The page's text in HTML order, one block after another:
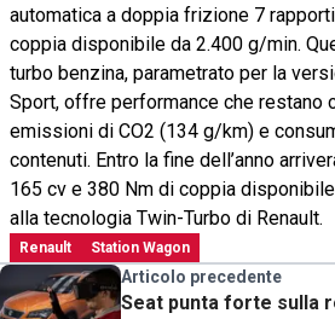
automatica a doppia frizione 7
coppia disponibile da 2.400 g/min.
turbo benzina, parametrato per la
Sport, offre performance che restano
emissioni di CO2 (134 g/km) e
contenuti. Entro la fine dell’anno
165 cv e 380 Nm di coppia
alla tecnologia Twin-Turbo di Renault.
Renault Station Wagon
Articolo precedente
Seat punta forte sulla